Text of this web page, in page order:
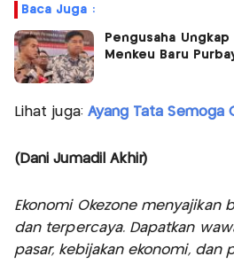
Baca Juga :
Pengusaha
Menkeu Baru
Lihat juga: Ayang Tata Semoga
(Dani Jumadil Akhir)
Ekonomi Okezone menyajikan
dan terpercaya. Dapatkan
pasar, kebijakan ekonomi, dan